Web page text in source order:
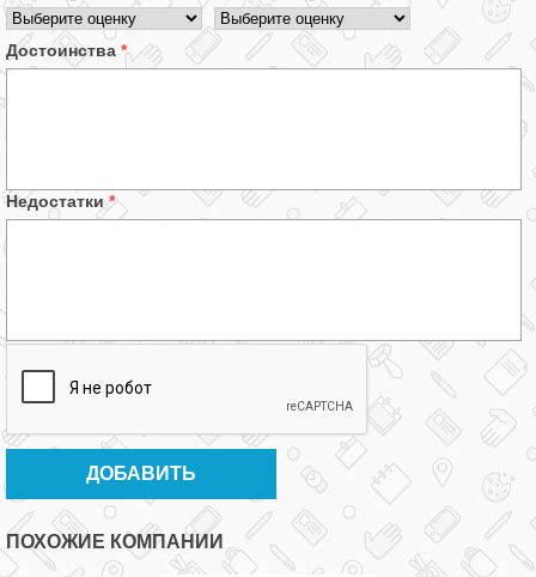
Достоинства *
Недостатки*
ПОХОЖИЕ КОМПАНИИ